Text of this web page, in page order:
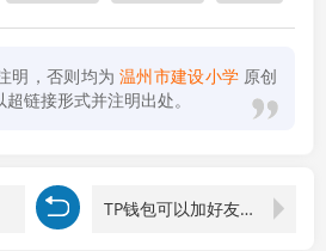
明，否则均为 温州市建设小学 原创
链接形式并注明出处。
TP钱包可以加好友吗？一文讲透去中心化钱包的社交边界